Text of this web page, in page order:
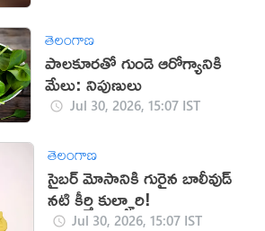
తెలంగాణ
పాలకూరతో గుండె ఆరోగ్యానికి
మేలు: నిపుణులు
Jul 30, 2026, 15:07 IST
తెలంగాణ
సైబర్ మోసానికి గురైన బాలీవుడ్
నటి కీర్తి కుల్హారి!
Jul 30, 2026, 15:07 IST